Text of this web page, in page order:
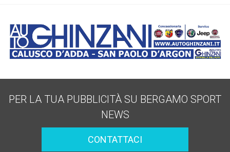
PER LA TUA PUBBLICITÀ SU BERGAMO SPORT
NEWS
CONTATTACI